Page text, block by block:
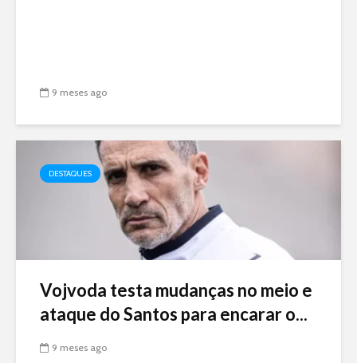
9 meses ago
DESTAQUES
Vojvoda testa mudanças no meio e
ataque do Santos para encarar o...
9 meses ago